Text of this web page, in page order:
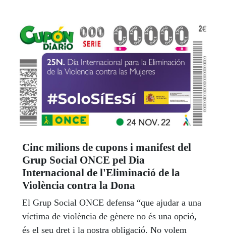
Cinc milions de cupons i manifest del
Grup Social ONCE pel Dia
Internacional de l'Eliminació de la
Violència contra la Dona
El Grup Social ONCE defensa “que ajudar a una
víctima de violència de gènere no és una opció,
és el seu dret i la nostra obligació. No volem